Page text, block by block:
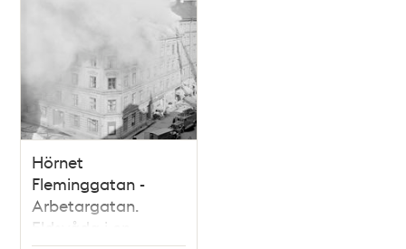
Hörnet
Fleminggatan -
Arbetargatan.
Eldsvåda i en